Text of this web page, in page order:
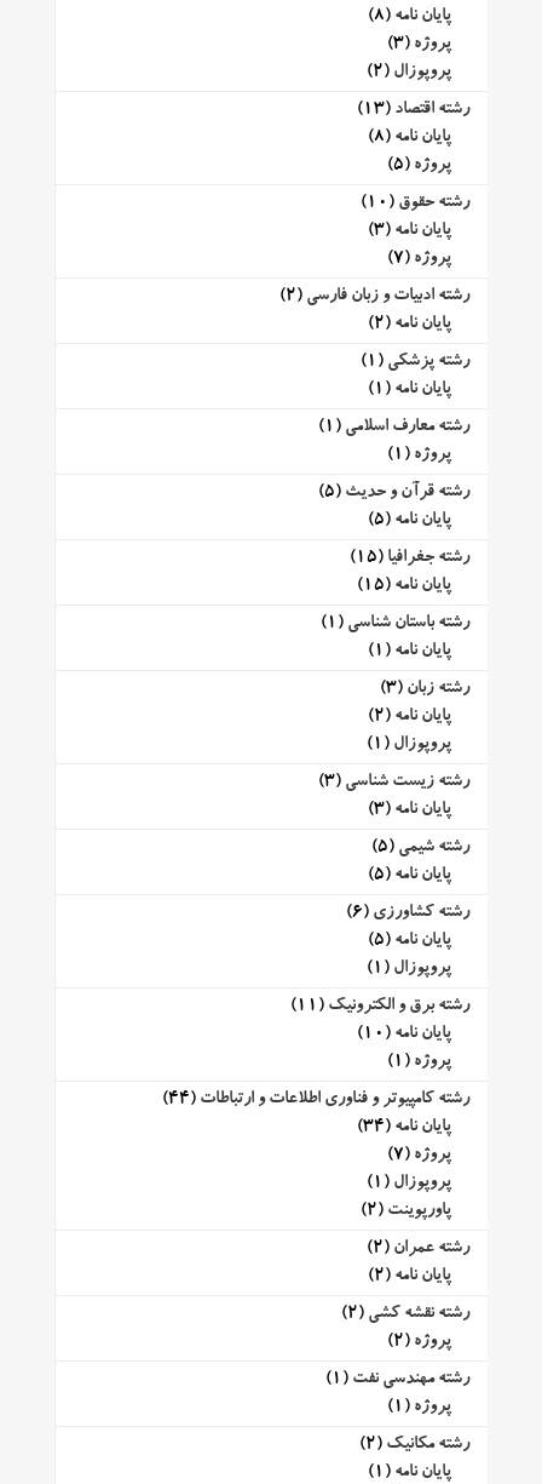
پایان نامه (8)
پروژه (3)
پروپوزال (2)
رشته اقتصاد (13)
پایان نامه (8)
پروژه (5)
رشته حقوق (10)
پایان نامه (3)
پروژه (7)
رشته ادبیات و زبان فارسی (2)
پایان نامه (2)
رشته پزشکی (1)
پایان نامه (1)
رشته معارف اسلامی (1)
پروژه (1)
رشته قرآن و حدیث (5)
پایان نامه (5)
رشته جغرافیا (15)
پایان نامه (15)
رشته باستان شناسی (1)
پایان نامه (1)
رشته زبان (3)
پایان نامه (2)
پروپوزال (1)
رشته زیست شناسی (3)
پایان نامه (3)
رشته شیمی (5)
پایان نامه (5)
رشته کشاورزی (6)
پایان نامه (5)
پروپوزال (1)
رشته برق و الکترونیک (11)
پایان نامه (10)
پروژه (1)
رشته کامپیوتر و فناوری اطلاعات و ارتباطات (44)
پایان نامه (34)
پروژه (7)
پروپوزال (1)
پاورپوینت (2)
رشته عمران (2)
پایان نامه (2)
رشته نقشه کشی (2)
پروژه (2)
رشته مهندسی نفت (1)
پروژه (1)
رشته مکانیک (2)
پایان نامه (1)